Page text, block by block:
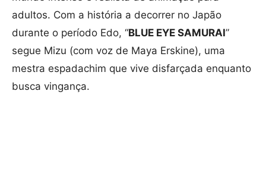
adultos. Com a história a decorrer no Japão
durante o período Edo, “BLUE EYE SAMURAI”
segue Mizu (com voz de Maya Erskine), uma
mestra espadachim que vive disfarçada enquanto
busca vingança.